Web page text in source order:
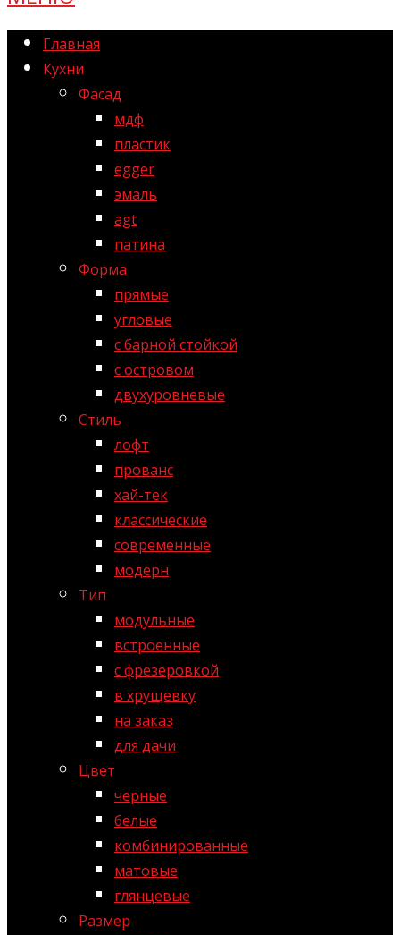
Главная
Кухни
Фасад
мдф
пластик
egger
эмаль
agt
патина
Форма
прямые
угловые
с барной стойкой
с островом
двухуровневые
Стиль
лофт
прованс
хай-тек
классические
современные
модерн
Тип
модульные
встроенные
с фрезеровкой
в хрущевку
на заказ
для дачи
Цвет
черные
белые
комбинированные
матовые
глянцевые
Размер